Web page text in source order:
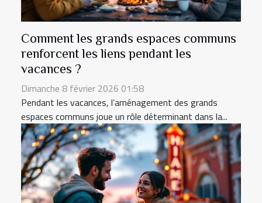
Comment les grands espaces communs
renforcent les liens pendant les
vacances ?
Dimanche 8 février 2026 01:58
Pendant les vacances, l’aménagement des grands
espaces communs joue un rôle déterminant dans la...